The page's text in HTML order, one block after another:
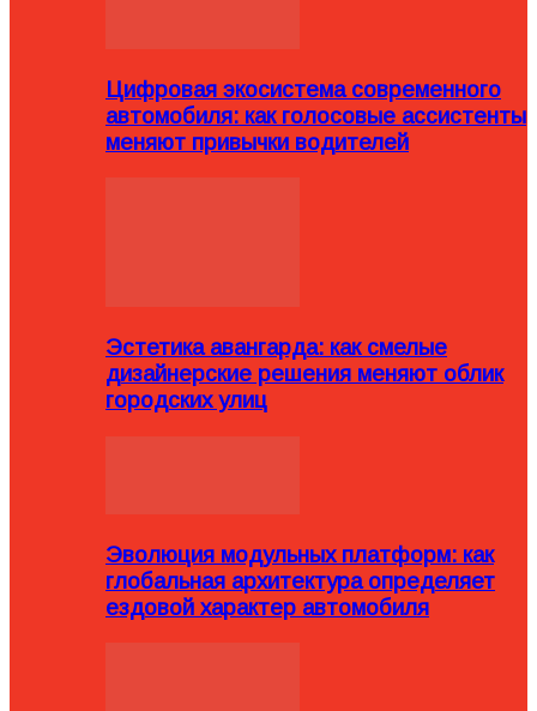
Цифровая экосистема современного
автомобиля: как голосовые ассистенты
меняют привычки водителей
Эстетика авангарда: как смелые
дизайнерские решения меняют облик
городских улиц
Эволюция модульных платформ: как
глобальная архитектура определяет
ездовой характер автомобиля